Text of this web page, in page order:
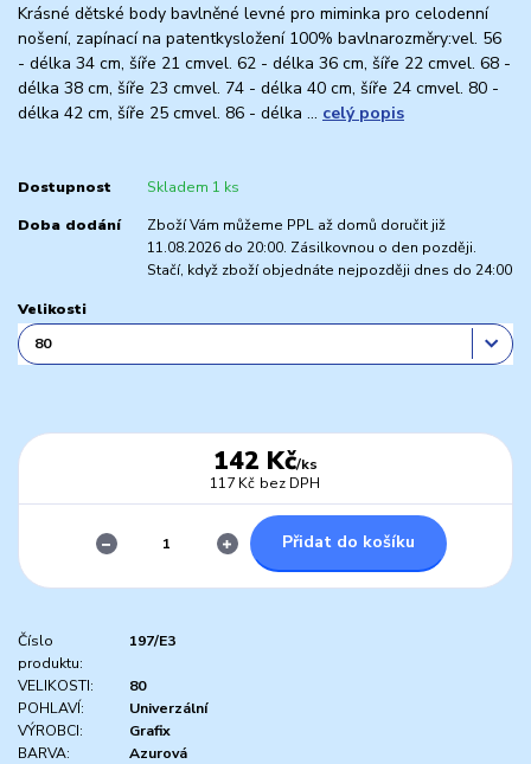
Krásné dětské body bavlněné levné pro miminka pro celodenní
nošení, zapínací na patentkysložení 100% bavlnarozměry:vel. 56
- délka 34 cm, šíře 21 cmvel. 62 - délka 36 cm, šíře 22 cmvel. 68 -
délka 38 cm, šíře 23 cmvel. 74 - délka 40 cm, šíře 24 cmvel. 80 -
délka 42 cm, šíře 25 cmvel. 86 - délka ... celý popis
Dostupnost Skladem 1 ks
Doba dodání
Zboží Vám můžeme PPL až domů doručit již
11.08.2026 do 20:00. Zásilkovnou o den později.
Stačí, když zboží objednáte nejpozději dnes do 24:00
Velikosti
142 Kč/ks
117 Kč bez DPH
Přidat do košíku
Číslo
produktu:
197/E3
VELIKOSTI:
80
POHLAVÍ:
Univerzální
VÝROBCI:
Grafix
BARVA:
Azurová